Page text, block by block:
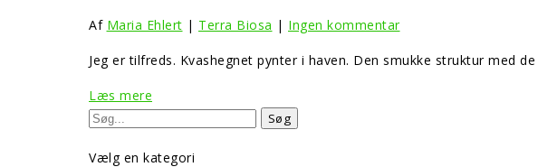
Af Maria Ehlert | Terra Biosa | Ingen kommentar
Jeg er tilfreds. Kvashegnet pynter i haven. Den smukke struktur med
Læs mere
Vælg en kategori